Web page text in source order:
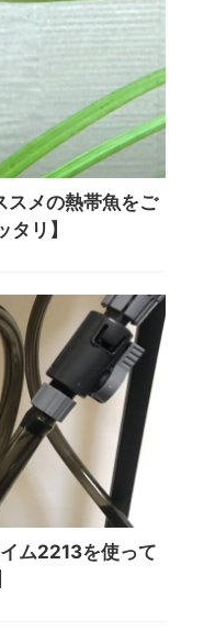
スメの熱帯魚をご
リ】
ム2213を使って